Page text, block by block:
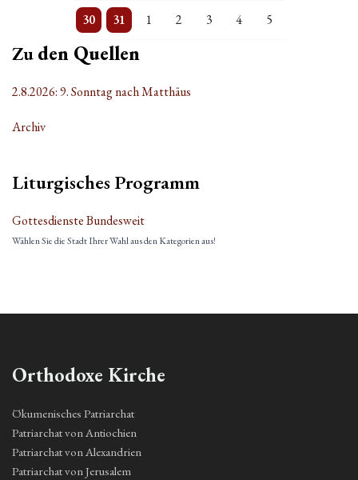
30
3 Veranstaltungen
31
Einzelne Veranstaltung
1
Einzelne Veranstaltung
2
Einzelne Veranstaltung
3
Einzelne Veranstaltung
4
Einzelne Veranstaltung
5
Einzelne Veranstaltung
Zuden Quellen
2.8.2026: 9. Sonntag nach Matthäus
Archiv
Liturgisches Programm
Gottesdienste Bundesweit
Wählen Sie die Stadt Ihrer Wahl aus den Kategorien aus!
Orthodoxe Kirche
Ökumenisches Patriarchat
Patriarchat von Antiochien
Patriarchat von Alexandrien
Patriarchat von Jerusalem